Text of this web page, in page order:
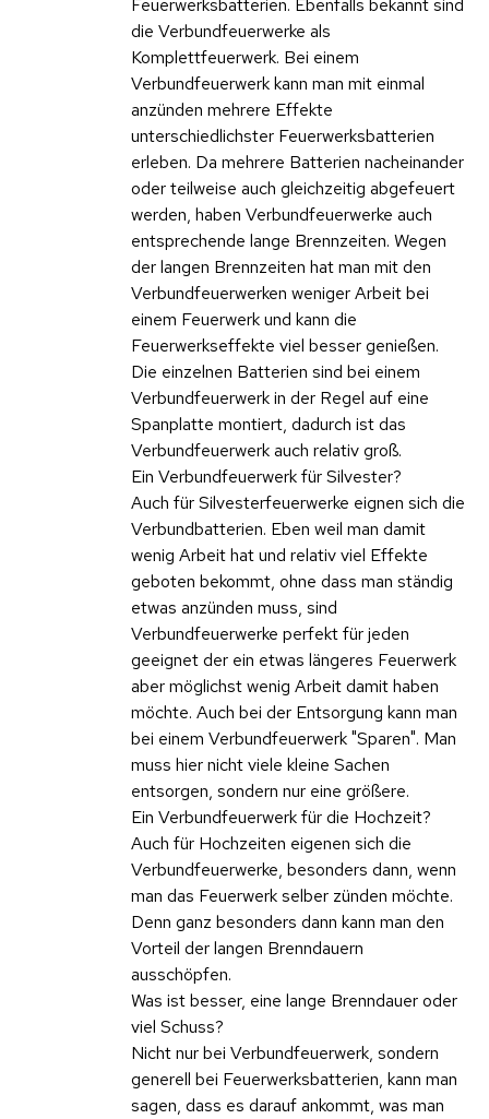
Feuerwerksbatterien. Ebenfalls bekannt sind
die Verbundfeuerwerke als
Komplettfeuerwerk. Bei einem
Verbundfeuerwerk kann man mit einmal
anzünden mehrere Effekte
unterschiedlichster Feuerwerksbatterien
erleben. Da mehrere Batterien nacheinander
oder teilweise auch gleichzeitig abgefeuert
werden, haben Verbundfeuerwerke auch
entsprechende lange Brennzeiten. Wegen
der langen Brennzeiten hat man mit den
Verbundfeuerwerken weniger Arbeit bei
einem Feuerwerk und kann die
Feuerwerkseffekte viel besser genießen.
Die einzelnen Batterien sind bei einem
Verbundfeuerwerk in der Regel auf eine
Spanplatte montiert, dadurch ist das
Verbundfeuerwerk auch relativ groß.
Ein Verbundfeuerwerk für Silvester?
Auch für Silvesterfeuerwerke eignen sich die
Verbundbatterien. Eben weil man damit
wenig Arbeit hat und relativ viel Effekte
geboten bekommt, ohne dass man ständig
etwas anzünden muss, sind
Verbundfeuerwerke perfekt für jeden
geeignet der ein etwas längeres Feuerwerk
aber möglichst wenig Arbeit damit haben
möchte. Auch bei der Entsorgung kann man
bei einem Verbundfeuerwerk "Sparen". Man
muss hier nicht viele kleine Sachen
entsorgen, sondern nur eine größere.
Ein Verbundfeuerwerk für die Hochzeit?
Auch für Hochzeiten eigenen sich die
Verbundfeuerwerke, besonders dann, wenn
man das Feuerwerk selber zünden möchte.
Denn ganz besonders dann kann man den
Vorteil der langen Brenndauern
ausschöpfen.
Was ist besser, eine lange Brenndauer oder
viel Schuss?
Nicht nur bei Verbundfeuerwerk, sondern
generell bei Feuerwerksbatterien, kann man
sagen, dass es darauf ankommt, was man